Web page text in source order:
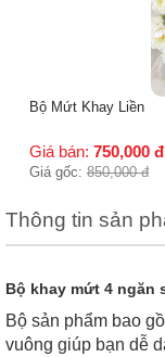
Bộ Mứt Khay Liền
Giá bán: 750,000 đ
Giá gốc: 850,000 đ
Thông tin sản
Bộ khay mứt 4 ngăn
Bộ sản phẩm bao
vuông giúp bạn dễ